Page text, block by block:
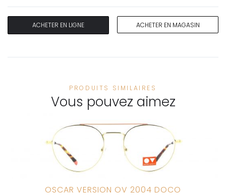
ACHETER EN LIGNE ACHETER EN MAGASIN
PRODUITS SIMILAIRES
Vous pouvez aimez
OSCAR VERSION OV 2004 DOCO